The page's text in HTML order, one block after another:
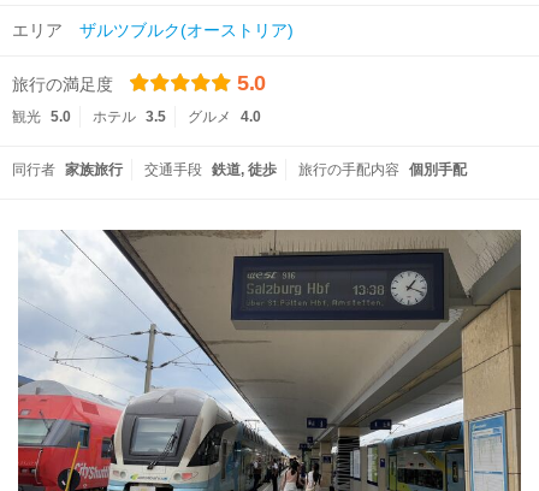
エリア ザルツブルク(オーストリア)
旅行の満足度 5.0
観光 5.0 ホテル 3.5 グルメ 4.0
同行者 家族旅行 交通手段 鉄道 徒歩 旅行の手配内容 個別手配